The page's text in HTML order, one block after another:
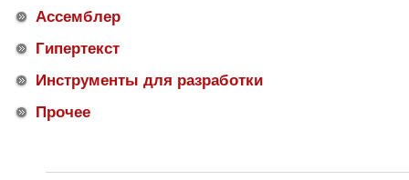
Ассемблер
Гипертекст
Инструменты для разработки
Прочее